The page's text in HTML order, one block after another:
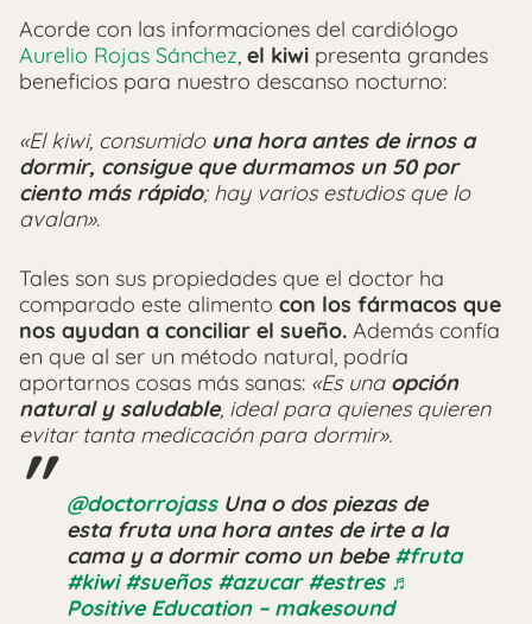
Acorde con las informaciones del cardiólogo
Aurelio Rojas Sánchez, el kiwi presenta grandes
beneficios para nuestro descanso nocturno:
«El kiwi, consumido una hora antes de irnos a
dormir, consigue que durmamos un 50 por
ciento más rápido; hay varios estudios que lo
avalan».
Tales son sus propiedades que el doctor ha
comparado este alimento con los fármacos que
nos ayudan a conciliar el sueño. Además confía
en que al ser un método natural, podría
aportarnos cosas más sanas: «Es unaopción
natural y saludable, ideal para quienes quieren
evitar tanta medicación para dormir».
@doctorrojassUna o dos piezas de
esta fruta una hora antes de irte a la
cama y a dormir como un bebe#fruta
#kiwi #sueños #azucar #estres ♬
Positive Education – makesound